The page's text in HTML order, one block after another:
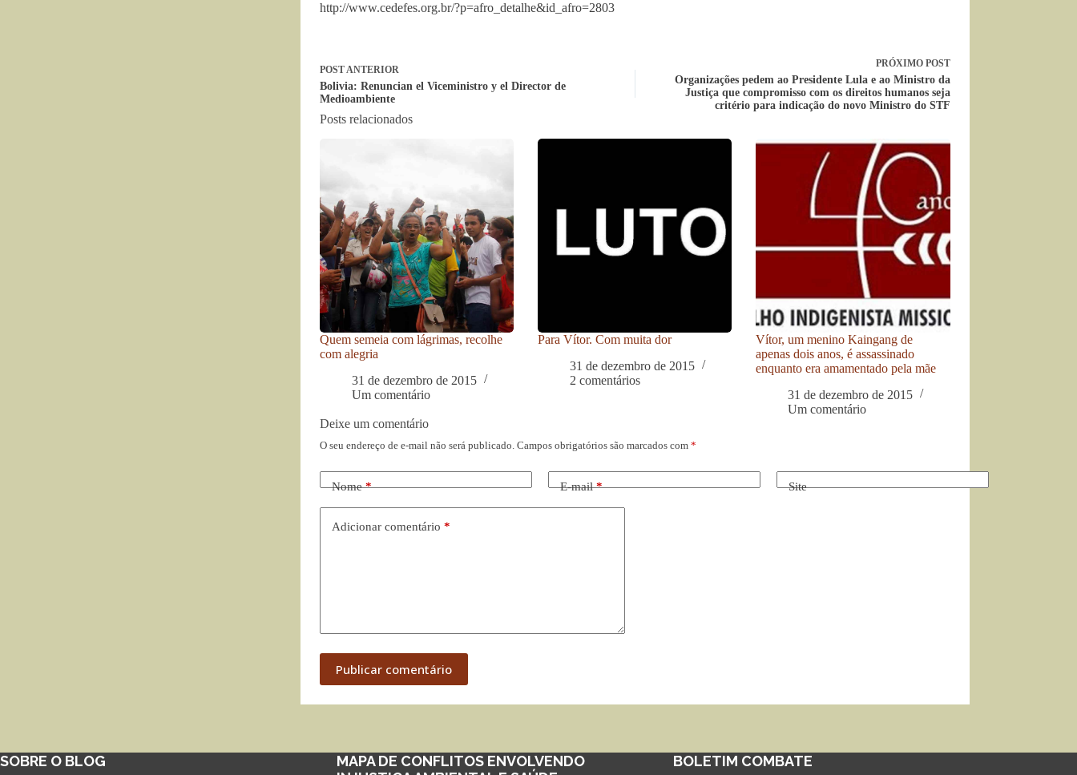
http://www.cedefes.org.br/?p=afro_detalhe&id_afro=2803
POSTANTERIOR
Bolivia: Renuncian el Viceministro y el Director de
Medioambiente
PRÓXIMO POST
Organizações pedem ao Presidente Lula e ao Ministro da
Justiça que compromisso com os direitos humanos seja
critério para indicação do novo Ministro do STF
Posts relacionados
Quem semeia com lágrimas, recolhe
com alegria
31 de dezembro de 2015
Um comentário
Para Vítor. Com muita dor
31 de dezembro de 2015
2 comentários
Vítor, um menino Kaingang de
apenas dois anos, é assassinado
enquanto era amamentado pela mãe
31 de dezembro de 2015
Um comentário
Deixe um comentário
O seu endereço de e-mail não será publicado. Campos obrigatórios são marcados com *
Nome* E-mail* Site
Adicionar comentário *
Publicar comentário
SOBRE O BLOG
MAPA DE CONFLITOS ENVOLVENDO
BOLETIM COMBATE